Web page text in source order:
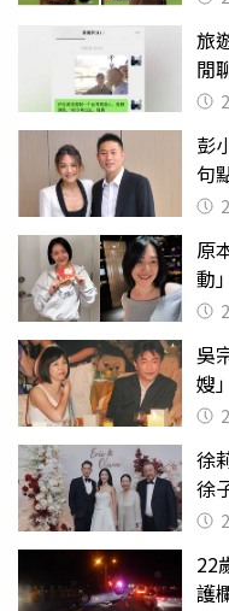
旅
閒
彭
句
原
動
吳
嫂
徐
徐
22
護